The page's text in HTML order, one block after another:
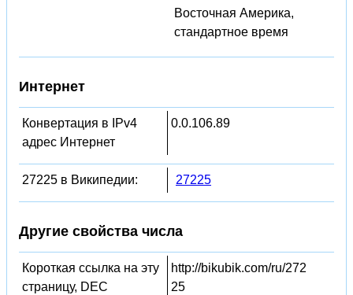
Восточная Америка,
стандартное время
Интернет
Конвертация в IPv4
адрес Интернет
0.0.106.89
27225 в Википедии: 27225
Другие свойства числа
Короткая ссылка на эту
страницу, DEC
http://bikubik.com/ru/272
25